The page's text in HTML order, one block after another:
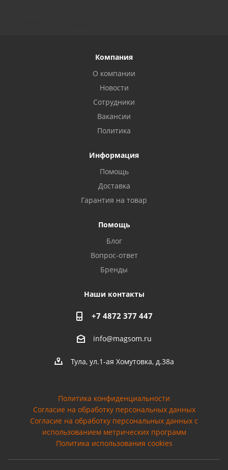
Компания
О компании
Новости
Сотрудники
Вакансии
Политика
Информация
Помощь
Доставка
Гарантия на товар
Помощь
Блог
Вопрос-ответ
Бренды
Наши контакты
+7 4872 377 447
info@magsom.ru
Тула, ул.1-ая Хомутовка, д.38а
Политика конфиденциальности
Согласие на обработку персональных данных
Cогласие на обработку персональных данных с
использованием метрических программ
Политика использования cookies